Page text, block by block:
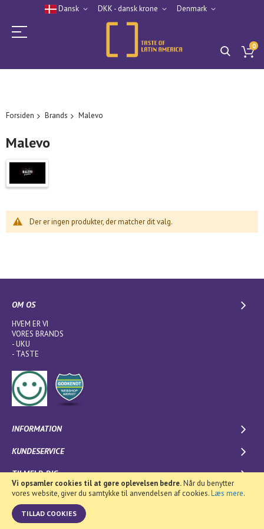
Vi opsamler cookies til at gøre oplevelsen bedre.Når du benytter
vores website, giver du samtykke til anvendelsen af cookies.Læs mere.
TILLAD COOKIES
Dansk DKK - dansk krone Denmark
0
Forsiden Brands Malevo
Malevo
Der er ingen produkter, der matcher dit valg.
OM OS
HVEM ER VI
VORES BRANDS
-UKU
- TASTE
INFORMATION
KUNDESERVICE
TILMELD DIG